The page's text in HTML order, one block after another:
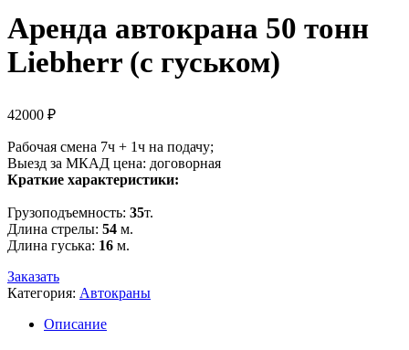
Аренда автокрана 50 тонн
Liebherr (с гуськом)
42000 ₽
Рабочая смена 7ч + 1ч на подачу;
Выезд за МКАД цена: договорная
Краткие характеристики:
Грузоподъемность: 35т.
Длина стрелы: 54 м.
Длина гуська: 16 м.
Заказать
Категория: Автокраны
Описание